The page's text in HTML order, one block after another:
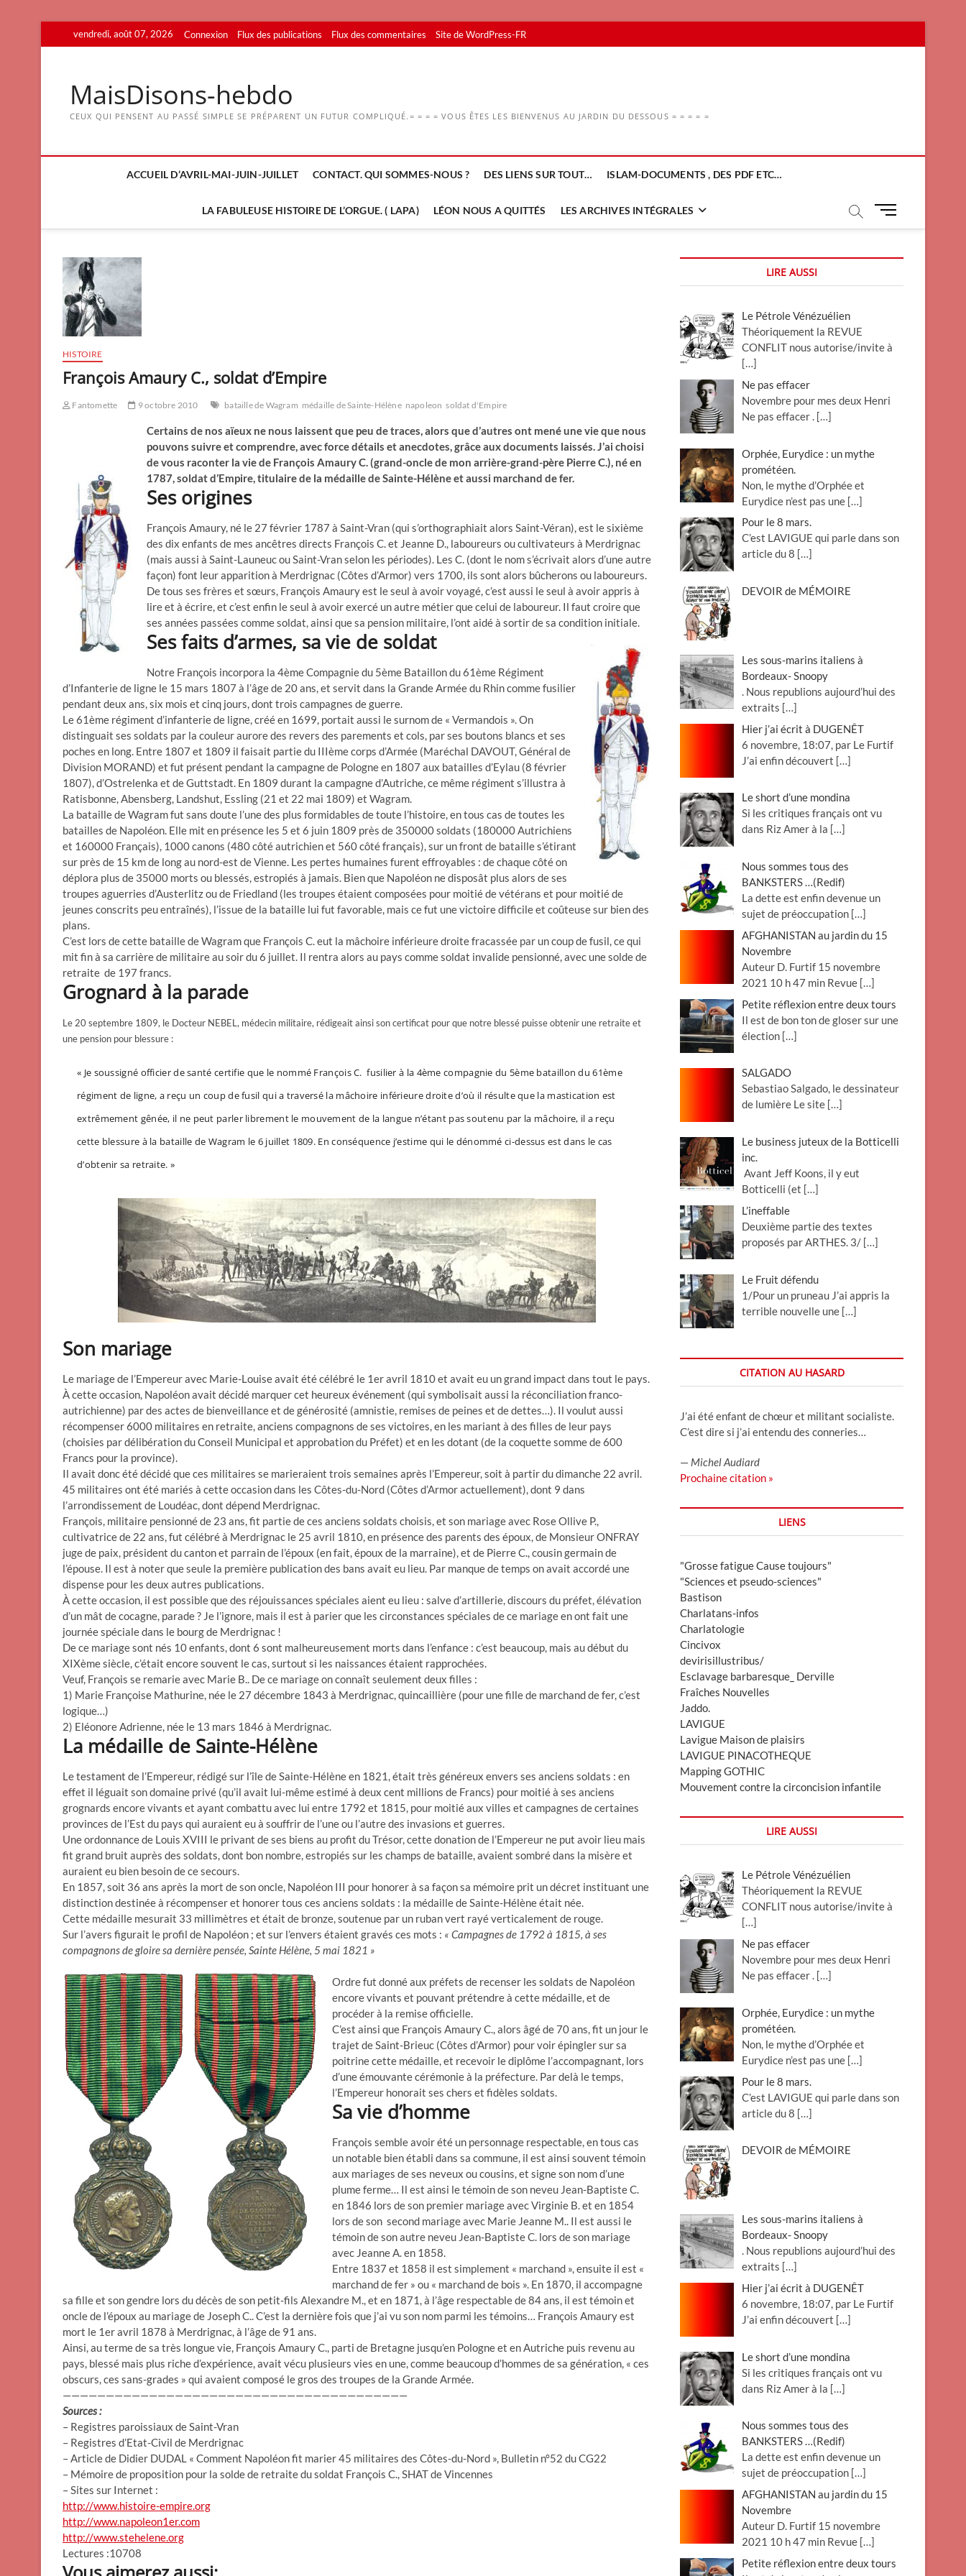
to
vendredi, août 07, 2026 Connexion Flux des publications Flux des commentaires Site de WordPress-FR
MaisDisons-hebdo
CEUX QUI PENSENT AU PASSÉ SIMPLE SE PRÉPARENT UN FUTUR COMPLIQUÉ.= = = = VOUS ÊTES LES BIENVENUS AU JARDIN DU DESSOUS = = = = =
ACCUEIL D’AVRIL-MAI-JUIN-JUILLET CONTACT. QUI SOMMES-NOUS ? DES LIENS SUR TOUT… ISLAM-DOCUMENTS , DES PDF ETC…
LA FABULEUSE HISTOIRE DE L’ORGUE. ( LAPA) LÉON NOUS A QUITTÉS LES ARCHIVES INTÉGRALES
M
u
u
n
HISTOIRE
François Amaury C., soldat d’Empire
Fantomette 9 octobre 2010 bataille de Wagram médaille de Sainte-Hélène napoleon soldat d'Empire
Certains de nos aïeux ne nous laissent que peu de traces, alors que d’autres ont mené une vie que nous
pouvons suivre et comprendre, avec force détails et anecdotes, grâce aux documents laissés. J’ai choisi
de vous raconter la vie de François Amaury C. (grand-oncle de mon arrière-grand-père Pierre C.), né en
1787, soldat d’Empire, titulaire de la médaille de Sainte-Hélène et aussi marchand de fer.
Ses origines
François Amaury, né le 27 février 1787 à Saint-Vran (qui s’orthographiait alors Saint-Véran), est le sixième
des dix enfants de mes ancêtres directs François C. et Jeanne D., laboureurs ou cultivateurs à Merdrignac
(mais aussi à Saint-Launeuc ou Saint-Vran selon les périodes). Les C. (dont le nom s’écrivait alors d’une autre
façon) font leur apparition à Merdrignac (Côtes d’Armor) vers 1700, ils sont alors bûcherons ou laboureurs.
De tous ses frères et sœurs, François Amaury est le seul à avoir voyagé, c’est aussi le seul à avoir appris à
lire et à écrire, et c’est enfin le seul à avoir exercé un autre métier que celui de laboureur. Il faut croire que
ses années passées comme soldat, ainsi que sa pension militaire, l’ont aidé à sortir de sa condition initiale.
Ses faits d’armes, sa vie de soldat
Notre François incorpora la 4ème Compagnie du 5ème Bataillon du 61ème Régiment
d’Infanterie de ligne le 15 mars 1807 à l’âge de 20 ans, et servit dans la Grande Armée du Rhin comme fusilier
pendant deux ans, six mois et cinq jours, dont trois campagnes de guerre.
Le 61ème régiment d’infanterie de ligne, créé en 1699, portait aussi le surnom de « Vermandois ». On
distinguait ses soldats par la couleur aurore des revers des parements et cols, par ses boutons blancs et ses
poches en long. Entre 1807 et 1809 il faisait partie du IIIème corps d’Armée (Maréchal DAVOUT, Général de
Division MORAND) et fut présent pendant la campagne de Pologne en 1807 aux batailles d’Eylau (8 février
1807), d’Ostrelenka et de Guttstadt. En 1809 durant la campagne d’Autriche, ce même régiment s’illustra à
Ratisbonne, Abensberg, Landshut, Essling (21 et 22 mai 1809) et Wagram.
La bataille de Wagram fut sans doute l’une des plus formidables de toute l’histoire, en tous cas de toutes les
batailles de Napoléon. Elle mit en présence les 5 et 6 juin 1809 près de 350000 soldats (180000 Autrichiens
et 160000 Français), 1000 canons (480 côté autrichien et 560 côté français), sur un front de bataille s’étirant
sur près de 15 km de long au nord-est de Vienne. Les pertes humaines furent effroyables : de chaque côté on
déplora plus de 35000 morts ou blessés, estropiés à jamais. Bien que Napoléon ne disposât plus alors de ses
troupes aguerries d’Austerlitz ou de Friedland (les troupes étaient composées pour moitié de vétérans et pour moitié de
jeunes conscrits peu entraînés), l’issue de la bataille lui fut favorable, mais ce fut une victoire difficile et coûteuse sur bien des
plans.
C’est lors de cette bataille de Wagram que François C. eut la mâchoire inférieure droite fracassée par un coup de fusil, ce qui
mit fin à sa carrière de militaire au soir du 6 juillet. Il rentra alors au pays comme soldat invalide pensionné, avec une solde de
retraite de 197 francs.
Grognard à la parade
Le 20 septembre 1809, le Docteur NEBEL, médecin militaire, rédigeait ainsi son certificat pour que notre blessé puisse obtenir une retraite et
une pension pour blessure :
« Je soussigné officier de santé certifie que le nommé François C. fusilier à la 4ème compagnie du 5ème bataillon du 61ème
régiment de ligne, a reçu un coup de fusil qui a traversé la mâchoire inférieure droite d’où il résulte que la mastication est
extrêmement gênée, il ne peut parler librement le mouvement de la langue n’étant pas soutenu par la mâchoire, il a reçu
cette blessure à la bataille de Wagram le 6 juillet 1809. En conséquence j’estime qui le dénommé ci-dessus est dans le cas
d’obtenir sa retraite. »
Son mariage
Le mariage de l’Empereur avec Marie-Louise avait été célébré le 1er avril 1810 et avait eu un grand impact dans tout le pays.
À cette occasion, Napoléon avait décidé marquer cet heureux événement (qui symbolisait aussi la réconciliation franco-
autrichienne) par des actes de bienveillance et de générosité (amnistie, remises de peines et de dettes…). Il voulut aussi
récompenser 6000 militaires en retraite, anciens compagnons de ses victoires, en les mariant à des filles de leur pays
(choisies par délibération du Conseil Municipal et approbation du Préfet) et en les dotant (de la coquette somme de 600
Francs pour la province).
Il avait donc été décidé que ces militaires se marieraient trois semaines après l’Empereur, soit à partir du dimanche 22 avril.
45 militaires ont été mariés à cette occasion dans les Côtes-du-Nord (Côtes d’Armor actuellement), dont 9 dans
l’arrondissement de Loudéac, dont dépend Merdrignac.
François, militaire pensionné de 23 ans, fit partie de ces anciens soldats choisis, et son mariage avec Rose Ollive P.,
cultivatrice de 22 ans, fut célébré à Merdrignac le 25 avril 1810, en présence des parents des époux, de Monsieur ONFRAY
juge de paix, président du canton et parrain de l’époux (en fait, époux de la marraine), et de Pierre C., cousin germain de
l’épouse. Il est à noter que seule la première publication des bans avait eu lieu. Par manque de temps on avait accordé une
dispense pour les deux autres publications.
À cette occasion, il est possible que des réjouissances spéciales aient eu lieu : salve d’artillerie, discours du préfet, élévation
d’un mât de cocagne, parade ? Je l’ignore, mais il est à parier que les circonstances spéciales de ce mariage en ont fait une
journée spéciale dans le bourg de Merdrignac !
De ce mariage sont nés 10 enfants, dont 6 sont malheureusement morts dans l’enfance : c’est beaucoup, mais au début du
XIXème siècle, c’était encore souvent le cas, surtout si les naissances étaient rapprochées.
Veuf, François se remarie avec Marie B.. De ce mariage on connaît seulement deux filles :
1) Marie Françoise Mathurine, née le 27 décembre 1843 à Merdrignac, quincaillière (pour une fille de marchand de fer, c’est
logique…)
2) Eléonore Adrienne, née le 13 mars 1846 à Merdrignac.
La médaille de Sainte-Hélène
Le testament de l’Empereur, rédigé sur l’île de Sainte-Hélène en 1821, était très généreux envers ses anciens soldats : en
effet il léguait son domaine privé (qu’il avait lui-même estimé à deux cent millions de Francs) pour moitié à ses anciens
grognards encore vivants et ayant combattu avec lui entre 1792 et 1815, pour moitié aux villes et campagnes de certaines
provinces de l’Est du pays qui auraient eu à souffrir de l’une ou l’autre des invasions et guerres.
Une ordonnance de Louis XVIII le privant de ses biens au profit du Trésor, cette donation de l’Empereur ne put avoir lieu mais
fit grand bruit auprès des soldats, dont bon nombre, estropiés sur les champs de bataille, avaient sombré dans la misère et
auraient eu bien besoin de ce secours.
En 1857, soit 36 ans après la mort de son oncle, Napoléon III pour honorer à sa façon sa mémoire prit un décret instituant une
distinction destinée à récompenser et honorer tous ces anciens soldats : la médaille de Sainte-Hélène était née.
Cette médaille mesurait 33 millimètres et était de bronze, soutenue par un ruban vert rayé verticalement de rouge.
Sur l’avers figurait le profil de Napoléon ; et sur l’envers étaient gravés ces mots : « Campagnes de 1792 à 1815, à ses
compagnons de gloire sa dernière pensée, Sainte Hélène, 5 mai 1821 »
Ordre fut donné aux préfets de recenser les soldats de Napoléon
encore vivants et pouvant prétendre à cette médaille, et de
procéder à la remise officielle.
C’est ainsi que François Amaury C., alors âgé de 70 ans, fit un jour le
trajet de Saint-Brieuc (Côtes d’Armor) pour voir épingler sur sa
poitrine cette médaille, et recevoir le diplôme l’accompagnant, lors
d’une émouvante cérémonie à la préfecture. Par delà le temps,
l’Empereur honorait ses chers et fidèles soldats.
Sa vie d’homme
François semble avoir été un personnage respectable, en tous cas
un notable bien établi dans sa commune, il est ainsi souvent témoin
aux mariages de ses neveux ou cousins, et signe son nom d’une
plume ferme… Il est ainsi le témoin de son neveu Jean-Baptiste C.
en 1846 lors de son premier mariage avec Virginie B. et en 1854
lors de son second mariage avec Marie Jeanne M.. Il est aussi le
témoin de son autre neveu Jean-Baptiste C. lors de son mariage
avec Jeanne A. en 1858.
Entre 1837 et 1858 il est simplement « marchand », ensuite il est «
marchand de fer » ou « marchand de bois ». En 1870, il accompagne
sa fille et son gendre lors du décès de son petit-fils Alexandre M., et en 1871, à l’âge respectable de 84 ans, il est témoin et
oncle de l’époux au mariage de Joseph C.. C’est la dernière fois que j’ai vu son nom parmi les témoins… François Amaury est
mort le 1er avril 1878 à Merdrignac, à l’âge de 91 ans.
Ainsi, au terme de sa très longue vie, François Amaury C., parti de Bretagne jusqu’en Pologne et en Autriche puis revenu au
pays, blessé mais plus riche d’expérience, avait vécu plusieurs vies en une, comme beaucoup d’hommes de sa génération, « ces
obscurs, ces sans-grades » qui avaient composé le gros des troupes de la Grande Armée.
————————————————————————————————————————
Sources :
– Registres paroissiaux de Saint-Vran
– Registres d’Etat-Civil de Merdrignac
– Article de Didier DUDAL « Comment Napoléon fit marier 45 militaires des Côtes-du-Nord », Bulletin n°52 du CG22
– Mémoire de proposition pour la solde de retraite du soldat François C., SHAT de Vincennes
– Sites sur Internet :
http://www.histoire-empire.org
http://www.napoleon1er.com
http://www.stehelene.org
Lectures :10708
LIRE AUSSI
Le Pétrole Vénézuélien
Théoriquement la REVUE
CONFLIT nous autorise/invite à
[…]
Ne pas effacer
Novembre pour mes deux Henri
Ne pas effacer . […]
Orphée, Eurydice : un mythe
prométéen.
Non, le mythe d’Orphée et
Eurydice n’est pas une […]
Pour le 8 mars.
C’est LAVIGUE qui parle dans son
article du 8 […]
DEVOIR de MÉMOIRE
Les sous-marins italiens à
Bordeaux- Snoopy
. Nous republions aujourd’hui des
extraits […]
Hier j’ai écrit à DUGENÊT
6 novembre, 18:07, par Le Furtif
J’ai enfin découvert […]
Le short d’une mondina
Si les critiques français ont vu
dans Riz Amer à la […]
Nous sommes tous des
BANKSTERS …(Redif)
La dette est enfin devenue un
sujet de préoccupation […]
AFGHANISTAN au jardin du 15
Novembre
Auteur D. Furtif 15 novembre
2021 10 h 47 min Revue […]
Petite réflexion entre deux tours
Il est de bon ton de gloser sur une
élection […]
SALGADO
Sebastiao Salgado, le dessinateur
de lumière Le site […]
Le business juteux de la Botticelli
inc.
Avant Jeff Koons, il y eut
Botticelli (et […]
L’ineffable
Deuxième partie des textes
proposés par ARTHES. 3/ […]
Le Fruit défendu
1/Pour un pruneau J’ai appris la
terrible nouvelle une […]
CITATION AU HASARD
J’ai été enfant de chœur et militant socialiste.
C’est dire si j’ai entendu des conneries…
— Michel Audiard
Prochaine citation »
LIENS
"Grosse fatigue Cause toujours"
"Sciences et pseudo-sciences"
Bastison
Charlatans-infos
Charlatologie
Cincivox
devirisillustribus/
Esclavage barbaresque_ Derville
Fraîches Nouvelles
Jaddo.
LAVIGUE
Lavigue Maison de plaisirs
LAVIGUE PINACOTHEQUE
Mapping GOTHIC
Mouvement contre la circoncision infantile
LIRE AUSSI
Le Pétrole Vénézuélien
Théoriquement la REVUE
CONFLIT nous autorise/invite à
[…]
Ne pas effacer
Novembre pour mes deux Henri
Ne pas effacer . […]
Orphée, Eurydice : un mythe
prométéen.
Non, le mythe d’Orphée et
Eurydice n’est pas une […]
Pour le 8 mars.
C’est LAVIGUE qui parle dans son
article du 8 […]
DEVOIR de MÉMOIRE
Les sous-marins italiens à
Bordeaux- Snoopy
. Nous republions aujourd’hui des
extraits […]
Hier j’ai écrit à DUGENÊT
6 novembre, 18:07, par Le Furtif
J’ai enfin découvert […]
Le short d’une mondina
Si les critiques français ont vu
dans Riz Amer à la […]
Nous sommes tous des
BANKSTERS …(Redif)
La dette est enfin devenue un
sujet de préoccupation […]
AFGHANISTAN au jardin du 15
Novembre
Auteur D. Furtif 15 novembre
2021 10 h 47 min Revue […]
Petite réflexion entre deux tours